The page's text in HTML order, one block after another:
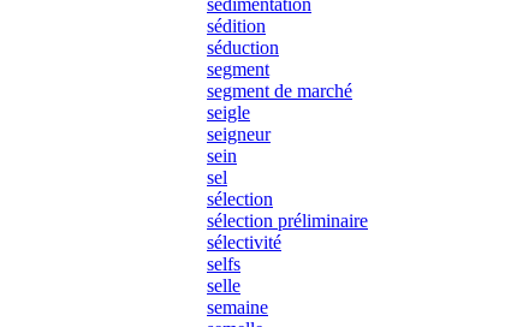
sédimentation
sédition
séduction
segment
segment de marché
seigle
seigneur
sein
sel
sélection
sélection préliminaire
sélectivité
selfs
selle
semaine